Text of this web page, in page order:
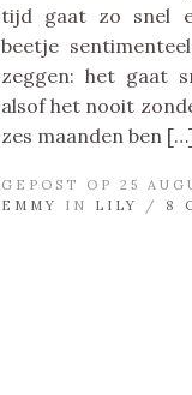
tijd gaat zo snel
beetje
zeggen: het gaat
alsof het nooit
zes maanden ben
GEPOST OP 25
EMMY
IN LILY / 8